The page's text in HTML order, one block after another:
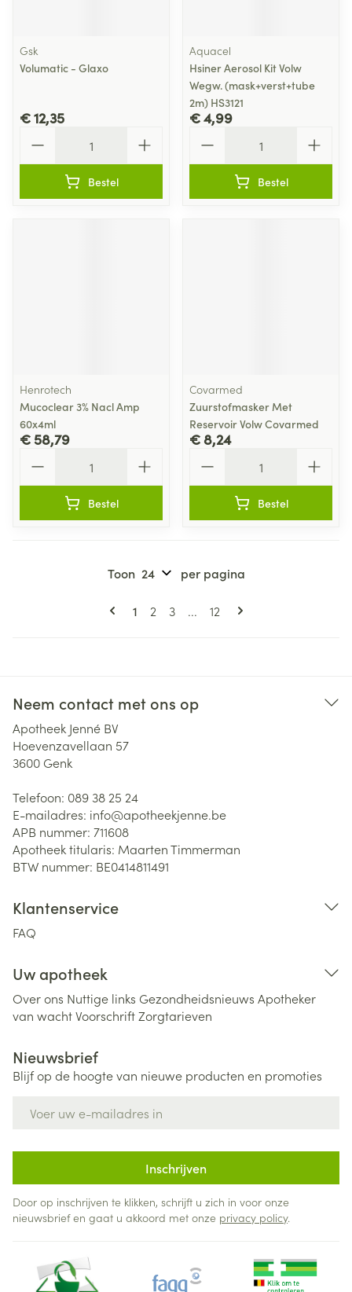
Gsk
Volumatic - Glaxo
€ 12,35
Bestel
Aquacel
Hsiner Aerosol Kit Volw
Wegw. (mask+verst+tube
2m) HS3121
€ 4,99
Bestel
Henrotech
Mucoclear 3% Nacl Amp
60x4ml
€ 58,79
Bestel
Covarmed
Zuurstofmasker Met
Reservoir Volw Covarmed
€ 8,24
Bestel
Pagina's
U lees momenteel pagina
1 Pagina
2 Pagina
3 ... Pagina
12
Toon per pagina
Neem contact met ons op
Apotheek Jenné BV
Hoevenzavellaan 57
3600 Genk
Telefoon: 089 38 25 24
E-mailadres: info@apotheekjenne.be
APB nummer: 711608
Apotheek titularis: Maarten Timmerman
BTW nummer: BE0414811491
Klantenservice
FAQ
Uw apotheek
Over ons Nuttige links Gezondheidsnieuws Apotheker
van wachtVoorschriftZorgtarieven
Nieuwsbrief
Blijf op de hoogte van nieuwe producten en promoties
Inschrijven
Door op inschrijven te klikken, schrijft u zich in voor onze
nieuwsbrief en gaat u akkoord met onze privacy policy.